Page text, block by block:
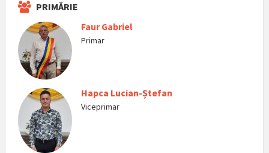
PRIMĂRIE
Faur Gabriel
Primar
Hapca Lucian-Ștefan
Viceprimar